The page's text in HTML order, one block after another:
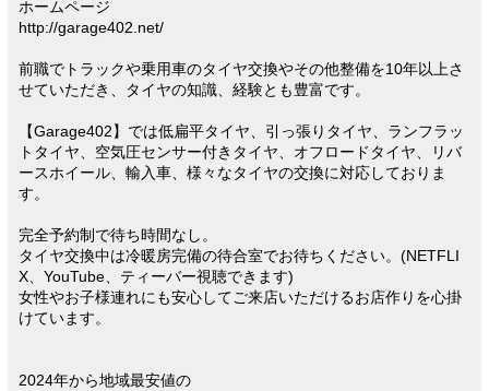
ホームページ
http://garage402.net/
前職でトラックや乗用車のタイヤ交換やその他整備を10年以上さ
せていただき、タイヤの知識、経験とも豊富です。
【Garage402】では低扁平タイヤ、引っ張りタイヤ、ランフラッ
トタイヤ、空気圧センサー付きタイヤ、オフロードタイヤ、リバ
ースホイール、輸入車、様々なタイヤの交換に対応しておりま
す。
完全予約制で待ち時間なし。
タイヤ交換中は冷暖房完備の待合室でお待ちください。(NETFLI
X、YouTube、ティーバー視聴できます)
女性やお子様連れにも安心してご来店いただけるお店作りを心掛
けています。
2024年から地域最安値の